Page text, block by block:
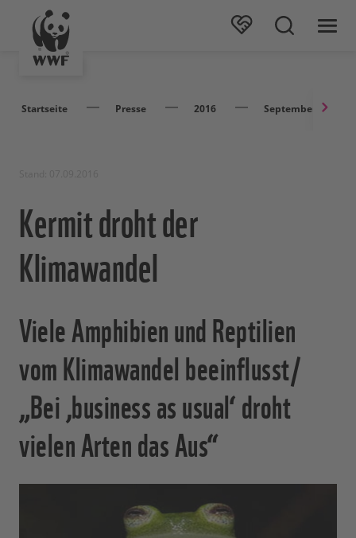
Startseite Presse 2016 September
Kermit droht der
Klimawandel
Viele Amphibien und Reptilien
vom Klimawandel beeinflusst/
„Bei ‚business as usual‘ droht
vielen Arten das Aus“